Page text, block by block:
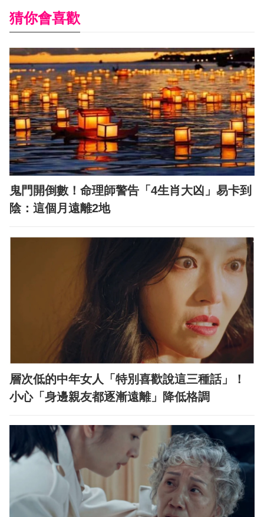
猜你會喜歡
鬼門開倒數！命理師警告「4生肖大凶」易卡到
陰：這個月遠離2地
層次低的中年女人「特別喜歡說這三種話」！
小心「身邊親友都逐漸遠離」降低格調